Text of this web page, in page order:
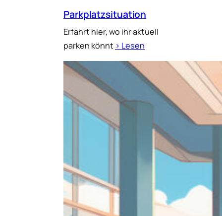
Parkplatzsituation
Erfahrt hier, wo ihr aktuell
parken könnt › Lesen